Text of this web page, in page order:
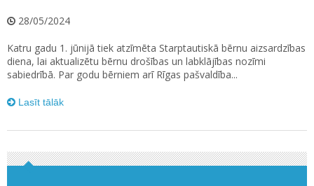
28/05/2024
Katru gadu 1. jūnijā tiek atzīmēta Starptautiskā bērnu aizsardzības
diena, lai aktualizētu bērnu drošības un labklājības nozīmi
sabiedrībā. Par godu bērniem arī Rīgas pašvaldība...
Lasīt tālāk